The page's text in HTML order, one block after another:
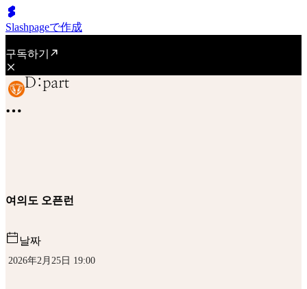
Slashpageで作成
구독하기
여의도 오픈런
날짜
2026年2月25日 19:00